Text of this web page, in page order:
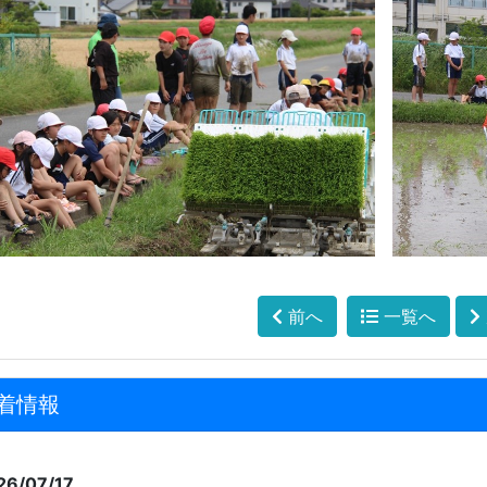
前へ 一覧へ
情報